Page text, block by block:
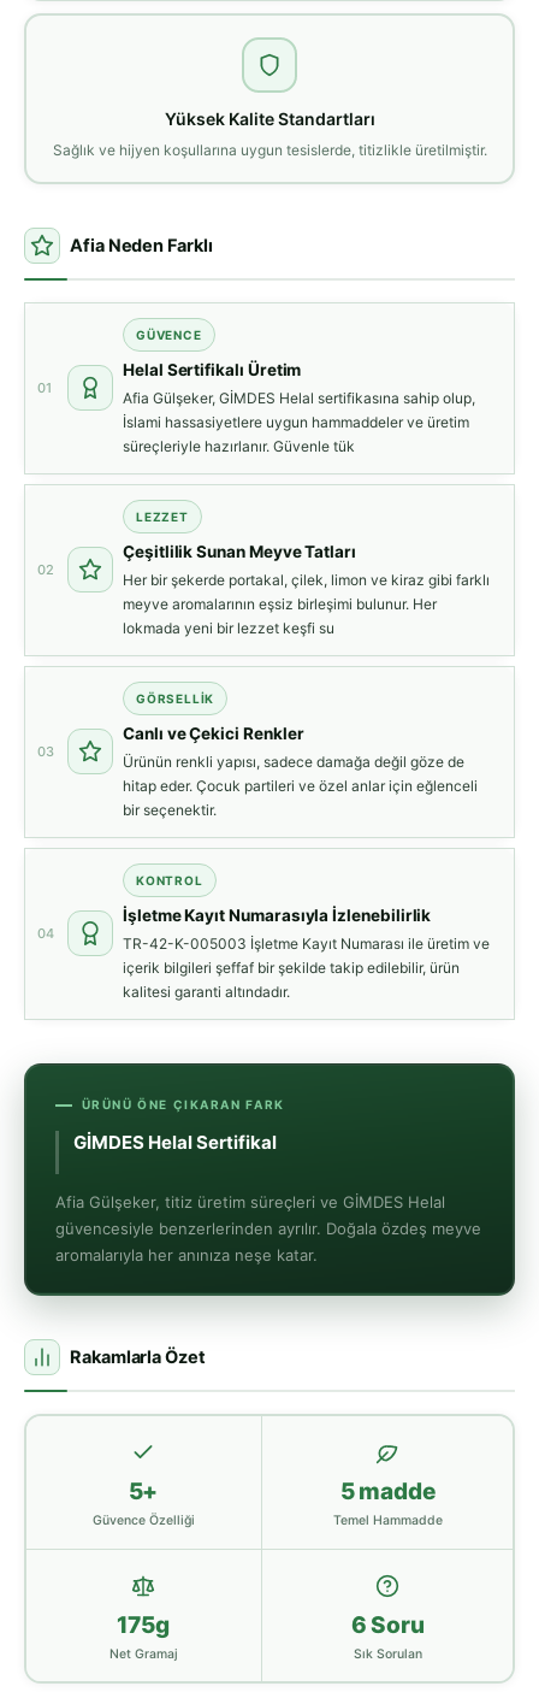
Yüksek Kalite Standartları
Sağlık ve hijyen koşullarına uygun tesislerde, titizlikle üretilmiştir.
Afia Neden Farklı
01
GÜVENCE
Helal Sertifikalı Üretim
Afia Gülşeker, GİMDES Helal sertifikasına sahip olup,
İslami hassasiyetlere uygun hammaddeler ve üretim
süreçleriyle hazırlanır. Güvenle tük
02
LEZZET
Çeşitlilik Sunan Meyve Tatları
Her bir şekerde portakal, çilek, limon ve kiraz gibi farklı
meyve aromalarının eşsiz birleşimi bulunur. Her
lokmada yeni bir lezzet keşfi su
03
GÖRSELLİK
Canlı ve Çekici Renkler
Ürünün renkli yapısı, sadece damağa değil göze de
hitap eder. Çocuk partileri ve özel anlar için eğlenceli
bir seçenektir.
04
KONTROL
İşletme Kayıt Numarasıyla İzlenebilirlik
TR-42-K-005003 İşletme Kayıt Numarası ile üretim ve
içerik bilgileri şeffaf bir şekilde takip edilebilir, ürün
kalitesi garanti altındadır.
ÜRÜNÜ ÖNE ÇIKARAN FARK
GİMDES Helal Sertifikalı
Afia Gülşeker, titiz üretim süreçleri ve GİMDES Helal
güvencesiyle benzerlerinden ayrılır. Doğala özdeş meyve
aromalarıyla her anınıza neşe katar.
Rakamlarla Özet
5+
Güvence Özelliği
5 madde
Temel Hammadde
175g
Net Gramaj
6 Soru
Sık Sorulan